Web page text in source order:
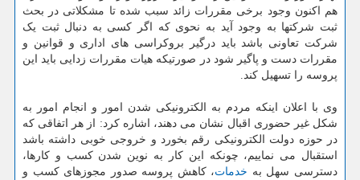
هم اکنون وجود برخی مقررات زائد سبب شده تا مشکلاتی در بحث
ثبت شرکتها به وجود آید به نحوی که اگر کسی به دنبال ثبت یک
شرکت تعاونی باشد باید درگیر بروکراسی های اداری و قوانین و
مقررات دست و پاگیر شود در صورتیکه هیات مقررات زدایی باید این
پروسه را تسهیل کند.
وی با اعلان اینکه مردم به الکترونیکی شدن امور و انجام امور به
شکل غیر حضوری اقبال نشان می دهند، اشاره کرد: از هر اتفاقی که
در حوزه دولت الکترونیکی رقم بخورد و خروجی خوبی داشته باشد
استقبال می نماییم، چونکه این کار به نوین شدن کسب و کارها،
دسترسی سهل به خدمات، کاهش پروسه صدور مجوزهای کسب و